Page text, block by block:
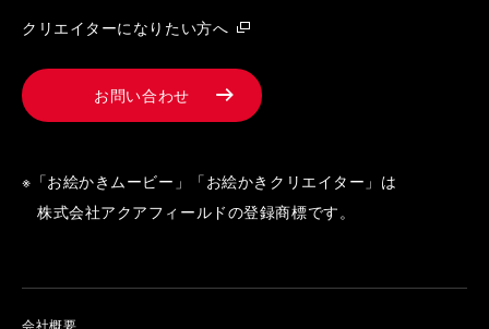
クリエイターになりたい方へ
お問い合わせ
※「お絵かきムービー」「お絵かきクリエイター」は
株式会社アクアフィールドの登録商標です。
会社概要